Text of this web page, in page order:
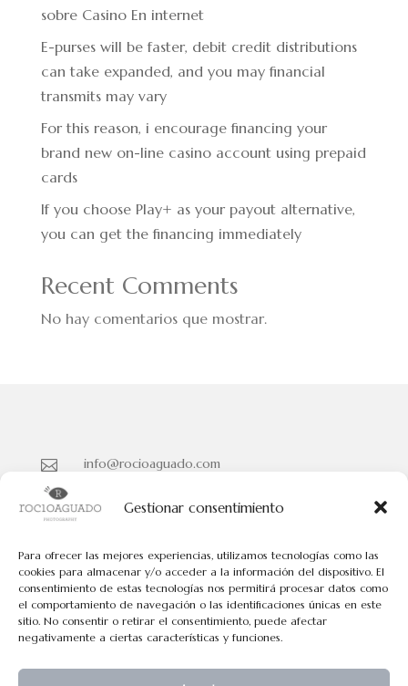
Gestionar consentimiento
Para ofrecer las mejores experiencias, utilizamos tecnologías como las
cookies para almacenar y/o acceder a la información del dispositivo. El
consentimiento de estas tecnologías nos permitirá procesar datos como
el comportamiento de navegación o las identificaciones únicas en este
sitio. No consentir o retirar el consentimiento, puede afectar
negativamente a ciertas características y funciones.
sobre Casino En internet
E-purses will be faster, debit credit distributions
can take expanded, and you may financial
transmits may vary
For this reason, i encourage financing your
brand new on-line casino account using prepaid
cards
If you choose Play+ as your payout alternative,
you can get the financing immediately
Recent Comments
No hay comentarios que mostrar.

info@rocioaguado.com

Políticas de Cookies
Políticas de Privacidad
Aviso Legal